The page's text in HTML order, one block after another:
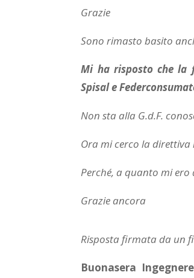
Grazie
Sono rimasto basito
Mi ha risposto che la
Spisal e
Non sta alla G.d.F.
Ora mi cerco la
Perché, a quanto mi
Grazie ancora
Risposta firmata da un
Buonasera